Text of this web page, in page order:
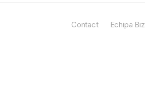
Contact Echipa Biz